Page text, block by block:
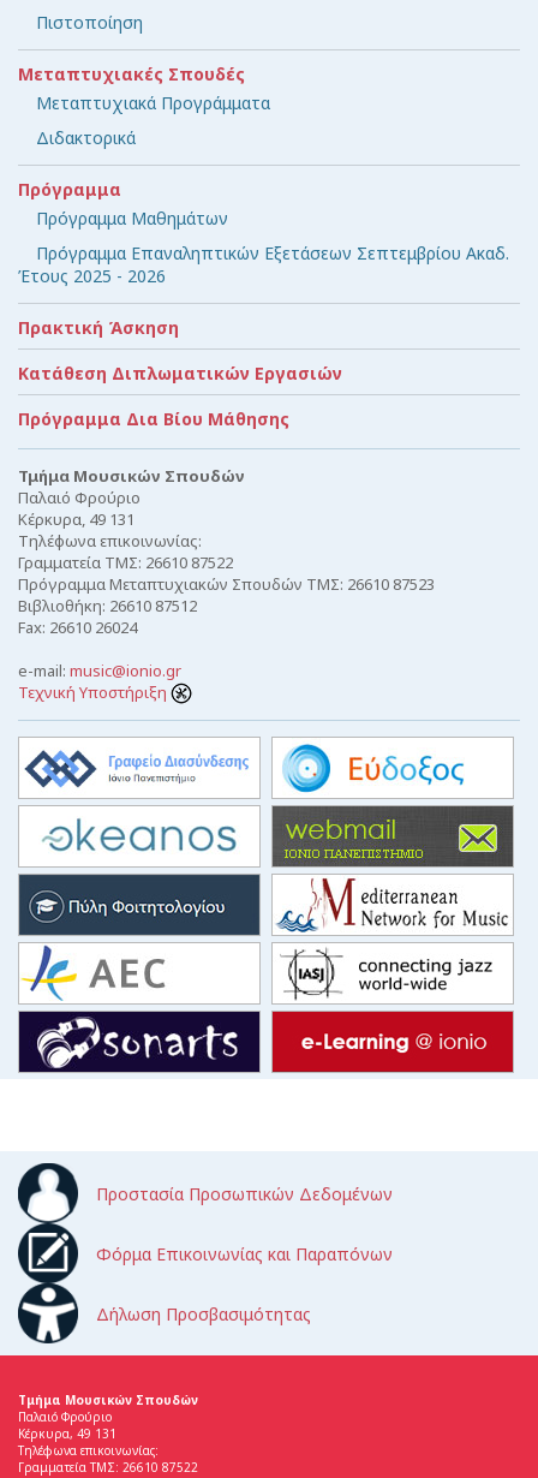
Πιστοποίηση
Μεταπτυχιακές Σπουδές
Μεταπτυχιακά Προγράμματα
Διδακτορικά
Πρόγραμμα
Πρόγραμμα Μαθημάτων
Πρόγραμμα Επαναληπτικών Εξετάσεων Σεπτεμβρίου Ακαδ.
Έτους 2025 - 2026
Πρακτική Άσκηση
Κατάθεση Διπλωματικών Εργασιών
Πρόγραμμα Δια Βίου Μάθησης
Τμήμα Μουσικών Σπουδών
Παλαιό Φρούριο
Κέρκυρα, 49 131
Τηλέφωνα επικοινωνίας:
Γραμματεία ΤΜΣ: 26610 87522
Πρόγραμμα Μεταπτυχιακών Σπουδών ΤΜΣ: 26610 87523
Βιβλιοθήκη: 26610 87512
Fax: 26610 26024
e-mail: music@ionio.gr
Τεχνική Υποστήριξη
Προστασία Προσωπικών Δεδομένων
Φόρμα Επικοινωνίας και Παραπόνων
Δήλωση Προσβασιμότητας
Τμήμα Μουσικών Σπουδών
Παλαιό Φρούριο
Κέρκυρα, 49 131
Τηλέφωνα επικοινωνίας:
Γραμματεία ΤΜΣ: 26610 87522